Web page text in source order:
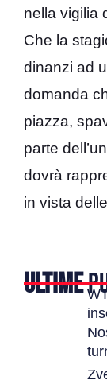
nella vigilia
Che la
dinanzi ad
domanda
piazza,
parte
dovrà
in vista
ULTIME